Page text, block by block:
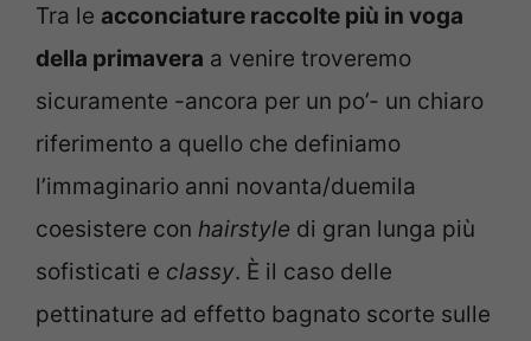
Tra le acconciature raccolte più in voga
della primavera a venire troveremo
sicuramente -ancora per un po’- un chiaro
riferimento a quello che definiamo
l’immaginario anni novanta/duemila
coesistere con hairstyle di gran lunga più
sofisticati e classy. È il caso delle
pettinature ad effetto bagnato scorte sulle